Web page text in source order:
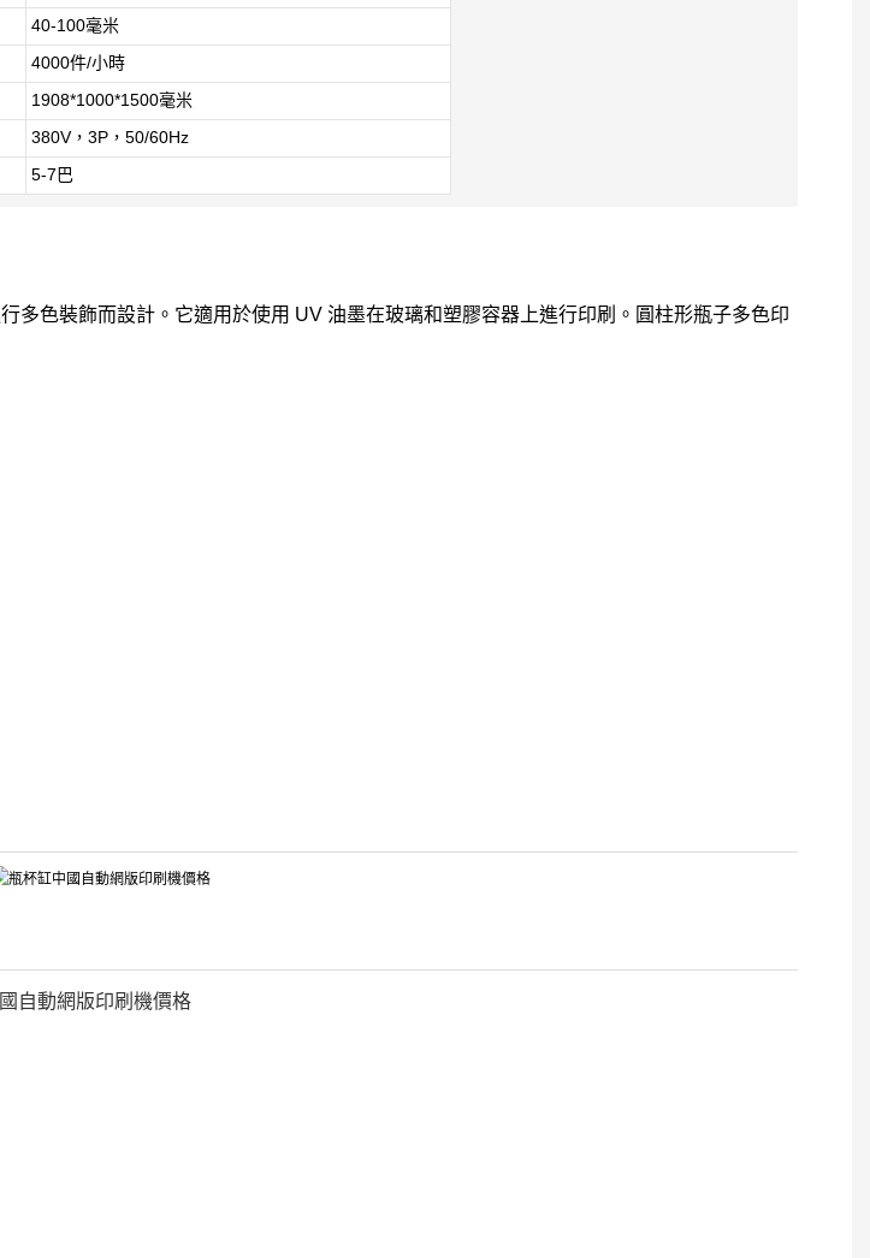
40-100毫米
4000件/小時
1908*1000*1500毫米
380V，3P，50/60Hz
5-7巴
色裝飾而設計。它適用於使用 UV 油墨在玻璃和塑膠容器上進行印刷。圓柱形瓶子多色印